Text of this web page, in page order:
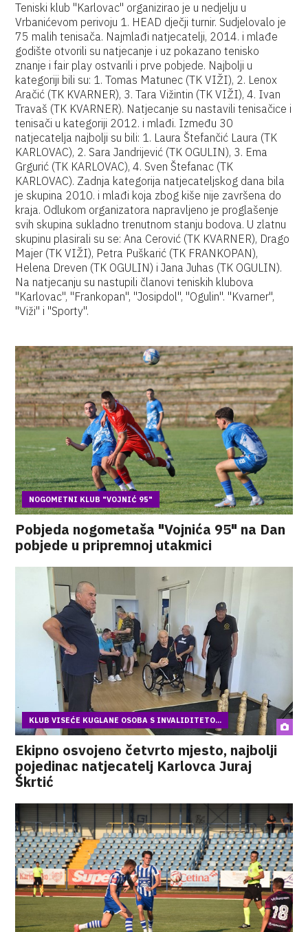
Teniski klub "Karlovac" organizirao je u nedjelju u
Vrbanićevom perivoju 1. HEAD dječji turnir. Sudjelovalo je
75 malih tenisača. Najmlađi natjecatelji, 2014. i mlađe
godište otvorili su natjecanje i uz pokazano tenisko
znanje i fair play ostvarili i prve pobjede. Najbolji u
kategoriji bili su: 1. Tomas Matunec (TK VIŽI), 2. Lenox
Aračić (TK KVARNER), 3. Tara Vižintin (TK VIŽI), 4. Ivan
Travaš (TK KVARNER). Natjecanje su nastavili tenisačice i
tenisači u kategoriji 2012. i mlađi. Između 30
natjecatelja najbolji su bili: 1. Laura Štefančić Laura (TK
KARLOVAC), 2. Sara Jandrijević (TK OGULIN), 3. Ema
Grgurić (TK KARLOVAC), 4. Sven Štefanac (TK
KARLOVAC). Zadnja kategorija natjecateljskog dana bila
je skupina 2010. i mlađi koja zbog kiše nije završena do
kraja. Odlukom organizatora napravljeno je proglašenje
svih skupina sukladno trenutnom stanju bodova. U zlatnu
skupinu plasirali su se: Ana Cerović (TK KVARNER), Drago
Majer (TK VIŽI), Petra Puškarić (TK FRANKOPAN),
Helena Dreven (TK OGULIN) i Jana Juhas (TK OGULIN).
Na natjecanju su nastupili članovi teniskih klubova
"Karlovac", "Frankopan", "Josipdol", "Ogulin". "Kvarner",
"Viži" i "Sporty".
NOGOMETNI KLUB "VOJNIĆ 95"
Pobjeda nogometaša "Vojnića 95" na Dan
pobjede u pripremnoj utakmici
KLUB VISEĆE KUGLANE OSOBA S INVALIDITETO...
Ekipno osvojeno četvrto mjesto, najbolji
pojedinac natjecatelj Karlovca Juraj
Škrtić